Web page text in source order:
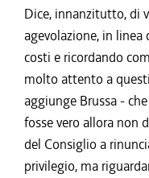
Dice, innanzitutto, di
agevolazione, in
costi e ricordando
molto attento a
aggiunge Brussa -
fosse vero allora non
del Consiglio a
privilegio, ma